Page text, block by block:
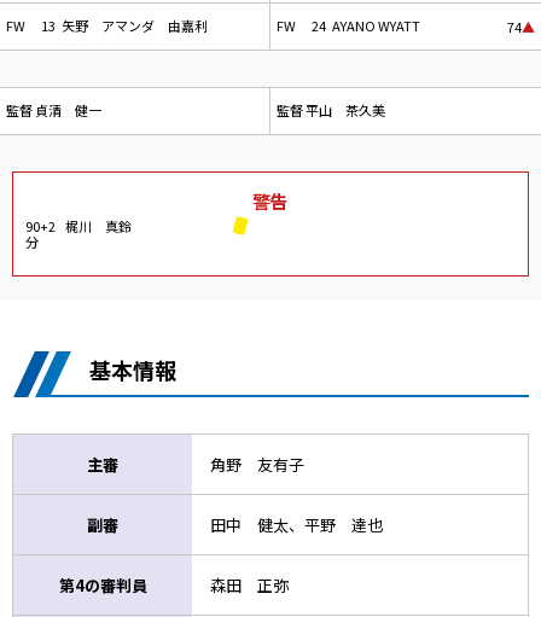
FW 13 矢野 アマンダ 由嘉利
監督 貞清 健一
FW 24 AYANO WYATT 74▲
監督平山 茶久美
警告
90+2
分
梶川 真鈴
基本情報
主審 角野 友有子
副審 田中 健太、平野 達也
第4の審判員 森田 正弥